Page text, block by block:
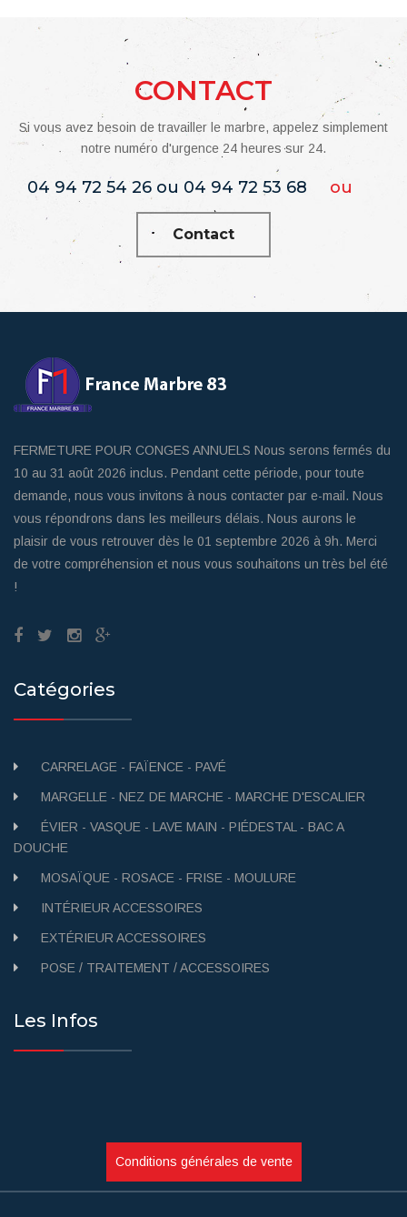
CONTACT
Si vous avez besoin de travailler le marbre, appelez simplement
notre numéro d'urgence 24 heures sur 24.
04 94 72 54 26 ou 04 94 72 53 68 ou
Contact
FERMETURE POUR CONGES ANNUELS Nous serons fermés du
10 au 31 août 2026 inclus. Pendant cette période, pour toute
demande, nous vous invitons à nous contacter par e-mail. Nous
vous répondrons dans les meilleurs délais. Nous aurons le
plaisir de vous retrouver dès le 01 septembre 2026 à 9h. Merci
de votre compréhension et nous vous souhaitons un très bel été
!
Catégories
CARRELAGE - FAÏENCE - PAVÉ
MARGELLE - NEZ DE MARCHE - MARCHE D'ESCALIER
ÉVIER - VASQUE - LAVE MAIN - PIÉDESTAL - BAC A
DOUCHE
MOSAÏQUE - ROSACE - FRISE - MOULURE
INTÉRIEUR ACCESSOIRES
EXTÉRIEUR ACCESSOIRES
POSE / TRAITEMENT / ACCESSOIRES
Les Infos
Conditions générales de vente